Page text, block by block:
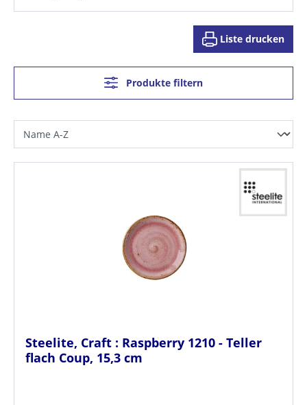
Liste drucken
Produkte filtern
Steelite, Craft : Raspberry 1210 - Teller
flach Coup, 15,3 cm